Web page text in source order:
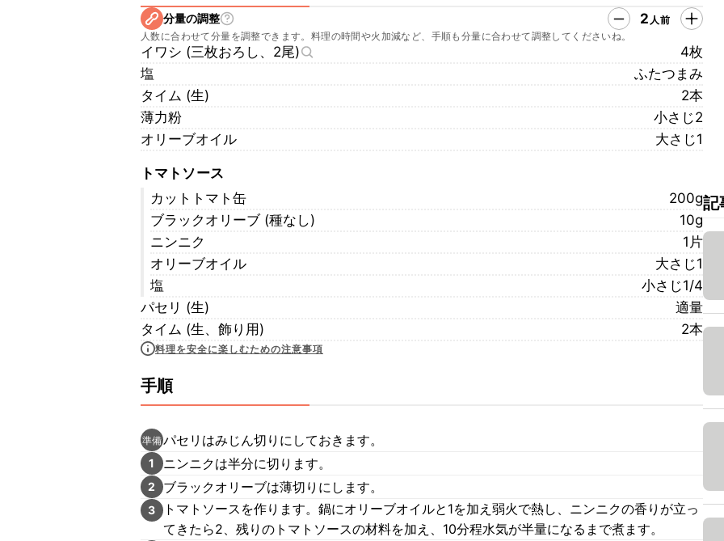
分量の調整 2 人前
人数に合わせて分量を調整できます。料理の時間や火加減など、手順も分量に合わせて調整してくださいね。
イワシ (三枚おろし、2尾)
4枚
塩
ふたつまみ
タイム (生)
2本
薄力粉
小さじ2
オリーブオイル
大さじ1
トマトソース
カットトマト缶
200g
ブラックオリーブ (種なし)
10g
ニンニク
1片
オリーブオイル
大さじ1
塩
小さじ1/4
パセリ (生)
適量
タイム (生、飾り用)
2本
料理を安全に楽しむための注意事項
手順
準備パセリはみじん切りにしておきます。
1 ニンニクは半分に切ります。
2 ブラックオリーブは薄切りにします。
3
トマトソースを作ります。鍋にオリーブオイルと1を加え弱火で熱し、ニンニクの香りが立っ
てきたら2、残りのトマトソースの材料を加え、10分程水気が半量になるまで煮ます。
記